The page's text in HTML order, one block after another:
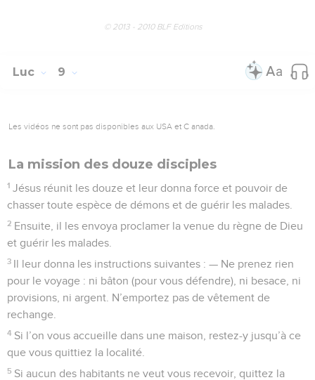
© 2013 - 2010 BLF Editions
Luc 9
Les vidéos ne sont pas disponibles aux USA et C anada.
La mission des douze disciples
1 Jésus réunit les douze et leur donna force et pouvoir de
chasser toute espèce de démons et de guérir les malades.
2 Ensuite, il les envoya proclamer la venue du règne de Dieu
et guérir les malades.
3 Il leur donna les instructions suivantes : — Ne prenez rien
pour le voyage : ni bâton (pour vous défendre), ni besace, ni
provisions, ni argent. N’emportez pas de vêtement de
rechange.
4 Si l’on vous accueille dans une maison, restez-y jusqu’à ce
que vous quittiez la localité.
5 Si aucun des habitants ne veut vous recevoir, quittez la